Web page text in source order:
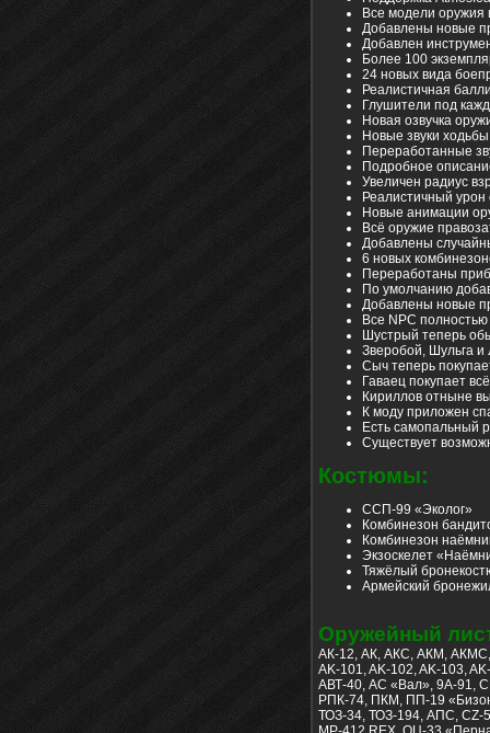
Все модели оружия
Добавлены новые
Добавлен
Более 100
24 новых вида
Реалистичная
Глушители под
Новая озвучка
Новые звуки
Переработанные
Подробное
Увеличен радиус
Реалистичный
Новые анимации
Всё оружие
Добавлены
6 новых
Переработаны
По умолчанию
Добавлены новые
Все NPC
Шустрый теперь
Зверобой, Шульга и
Сыч теперь
Гаваец покупает
Кириллов отныне
К моду приложен
Есть самопальный
Существует
Костюмы:
ССП-99 «Эколог»
Комбинезон
Комбинезон
Экзоскелет
Тяжёлый
Армейский
Оружейный
АК-12, АК, АКС, АКМ,
AK-101, AK-102, AK-103,
АВТ-40, АС «Вал», 9A-91,
РПК-74, ПКМ, ПП-19
ТОЗ-34, ТОЗ-194, АПС,